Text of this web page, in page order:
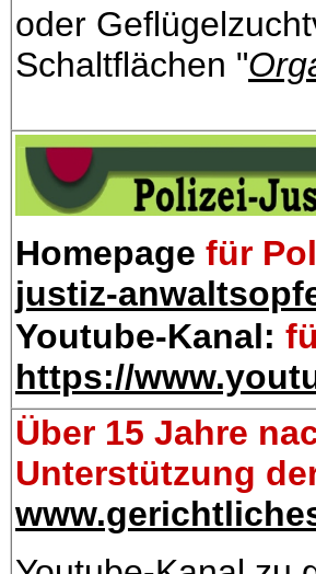
oder
Schaltflächen "
Homepage für
justiz-
Youtube-Kanal:
https://
Über 15 Jahre
Unterstützung